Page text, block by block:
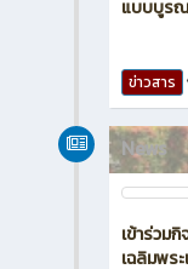
แบบบูรณ
ข่าวสาร
News